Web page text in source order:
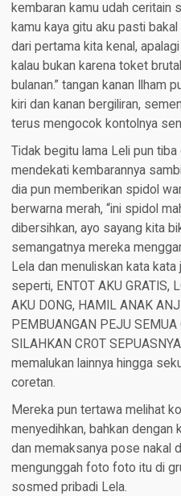
kembaran kamu udah ceritain
kamu kaya gitu aku pasti
dari pertama kita kenal,
kalau bukan karena toket
bulanan.” tangan kanan Ilham
kiri dan kanan bergiliran,
terus mengocok kontolnya
Tidak begitu lama Leli pun
mendekati kembarannya
dia pun memberikan spidol
berwarna merah, “ini spidol
dibersihkan, ayo sayang kita
semangatnya mereka
Lela dan menuliskan kata
seperti, ENTOT AKU GRATIS,
AKU DONG, HAMIL ANAK
PEMBUANGAN PEJU SEMUA
SILAHKAN CROT
memalukan lainnya hingga
coretan.
Mereka pun tertawa melihat
menyedihkan, bahkan
dan memaksanya pose nakal
mengunggah foto foto itu di
sosmed pribadi Lela.